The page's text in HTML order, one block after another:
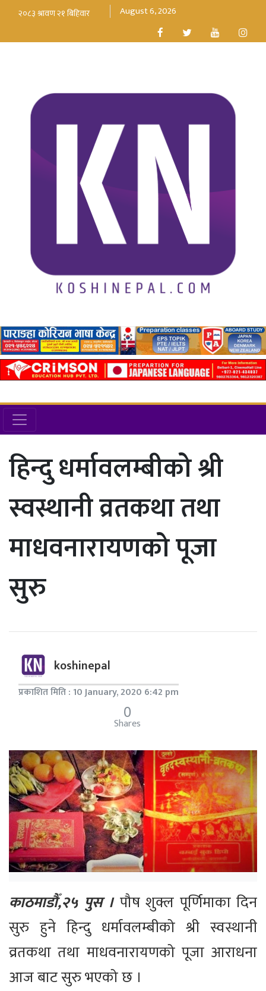
August 6, 2026
हिन्दु धर्मावलम्बीको श्री
स्वस्थानी व्रतकथा तथा
माधवनारायणको पूजा
सुरु
koshinepal
प्रकाशित मिति : 10 January, 2020 6:42 pm
0
Shares
काठमाडौँ,२५ पुस ।पौष शुक्ल पूर्णिमाका दिन
सुरु हुने हिन्दु धर्मावलम्बीको श्री स्वस्थानी
व्रतकथा तथा माधवनारायणको पूजा आराधना
आज बाट सुरु भएको छ ।